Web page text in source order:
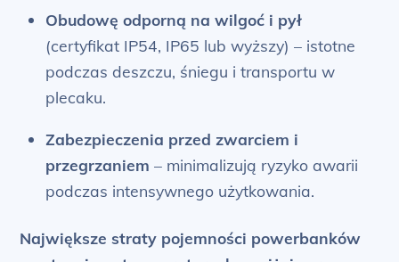
Obudowę odporną na wilgoć i pył
(certyfikat IP54, IP65 lub wyższy) – istotne
podczas deszczu, śniegu i transportu w
plecaku.
Zabezpieczenia przed zwarciem i
przegrzaniem – minimalizują ryzyko awarii
podczas intensywnego użytkowania.
Największe straty pojemności powerbanków